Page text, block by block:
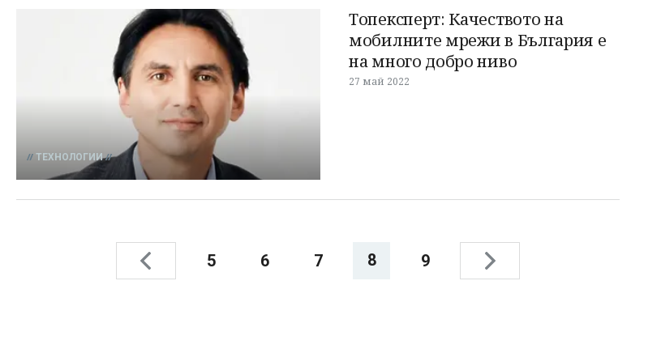
ТЕХНОЛОГИИ
Топексперт: Качеството на
мобилните мрежи в България е
на много добро ниво
27 май 2022
5 6 7 8 9